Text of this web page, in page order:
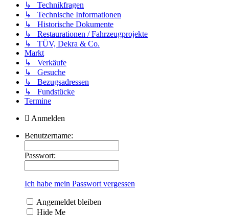
↳ Technikfragen
↳ Technische Informationen
↳ Historische Dokumente
↳ Restaurationen / Fahrzeugprojekte
↳ TÜV, Dekra & Co.
Markt
↳ Verkäufe
↳ Gesuche
↳ Bezugsadressen
↳ Fundstücke
Termine
Anmelden
Benutzername:
Passwort:
Ich habe mein Passwort vergessen
Angemeldet bleiben
Hide Me